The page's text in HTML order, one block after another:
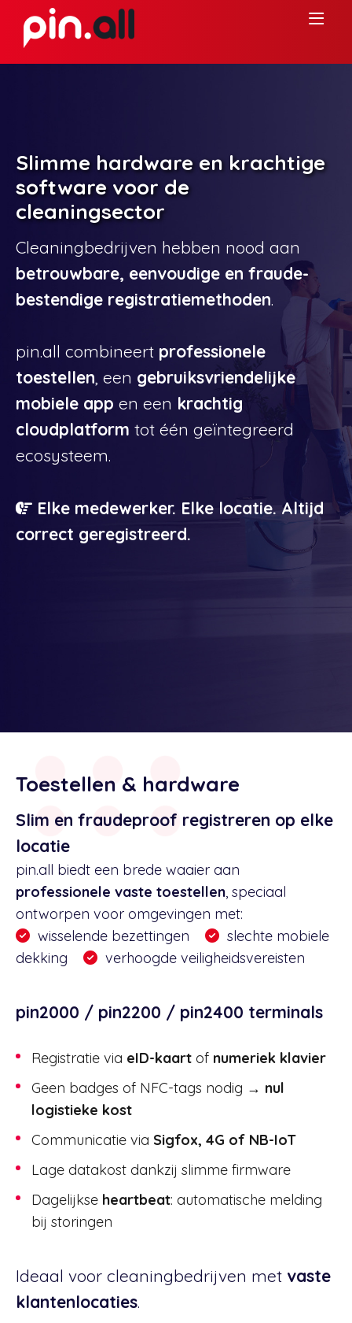
Slimme hardware en krachtige
software voor de
cleaningsector
Cleaningbedrijven hebben nood aan
betrouwbare, eenvoudige en fraude­
bestendige registratiemethoden.
pin.all combineert professionele
toestellen , een gebruiksvriendelijke
mobiele app en een krachtig
cloudplatform tot één geïntegreerd
ecosysteem.
Elke medewerker. Elke locatie. Altijd
correct geregistreerd.
Toestellen & hardware
Slim en fraudeproof registreren op elke
locatie
pin.all biedt een brede waaier aan
professionele vaste toestellen, speciaal
ontworpen voor omgevingen met:
wisselende bezettingen
slechte mobiele
dekking
verhoogde veiligheidsvereisten
pin2000 / pin2200 / pin2400 terminals
Registratie via eID-kaart of numeriek klavier
Geen badges of NFC-tags nodig → nul
logistieke kost
Communicatie via Sigfox, 4G of NB-IoT
Lage datakost dankzij slimme firmware
Dagelijkse heartbeat: automatische melding
bij storingen
Ideaal voor cleaningbedrijven met vaste
klantenlocaties.